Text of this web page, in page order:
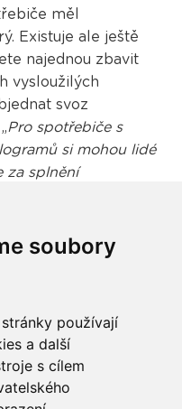
soubory
používají
a další
s cílem
měl
Existuje ale ještě
najednou zbavit
vysloužilých
svoz
Pro spotřebiče s
si mohou lidé
za splnění
bezplatný,
vysloužilých
za REMA Systém.